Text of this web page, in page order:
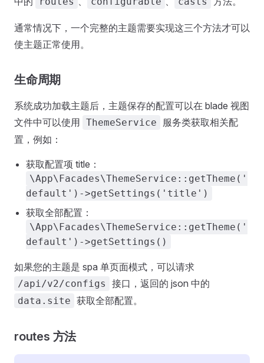
通常情况下，一个完整的主题需要实现这三个方法才可以
使主题正常使用。
生命周期
系统成功加载主题后，主题保存的配置可以在 blade 视图
文件中可以使用 ThemeService
服务类获取相关配
置，例如：
获取配置项 title：
\App\Facades\ThemeService::getTheme('
default')->getSettings('title')
获取全部配置：
\App\Facades\ThemeService::getTheme('
default')->getSettings()
如果您的主题是 spa 单页面模式，可以请求
/api/v2/configs 接口，返回的 json 中的
data.site 获取全部配置。
routes 方法